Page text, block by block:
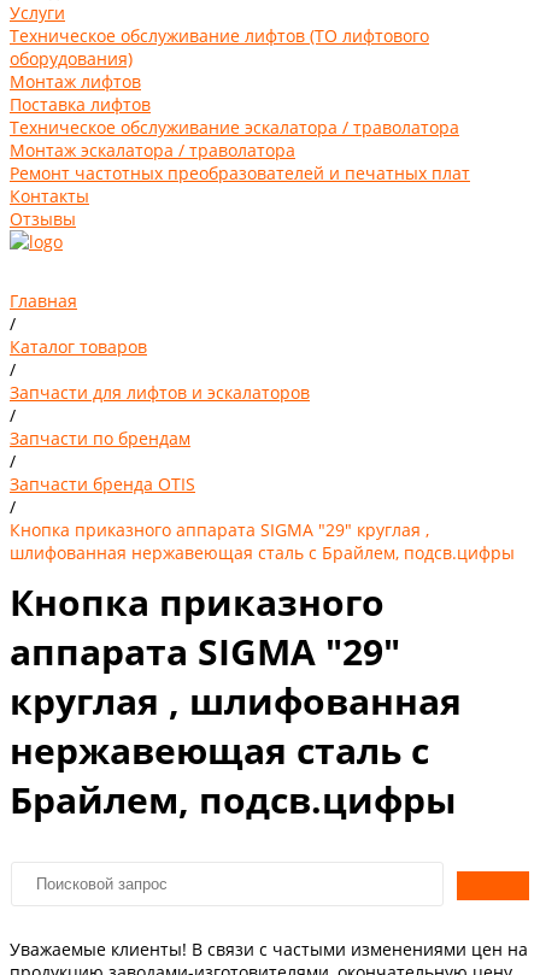
Услуги
Техническое обслуживание лифтов (ТО лифтового
оборудования)
Монтаж лифтов
Поставка лифтов
Техническое обслуживание эскалатора / траволатора
Монтаж эскалатора / траволатора
Ремонт частотных преобразователей и печатных плат
Контакты
Отзывы
Главная
/
Каталог товаров
/
Запчасти для лифтов и эскалаторов
/
Запчасти по брендам
/
Запчасти бренда OTIS
/
Кнопка приказного аппарата SIGMA "29" круглая ,
шлифованная нержавеющая сталь с Брайлем, подсв.цифры
Кнопка приказного
аппарата SIGMA "29"
круглая , шлифованная
нержавеющая сталь с
Брайлем, подсв.цифры
Уважаемые клиенты! В связи с частыми изменениями цен на